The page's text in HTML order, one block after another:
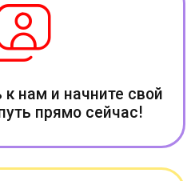
нам и начните свой
прямо сейчас!